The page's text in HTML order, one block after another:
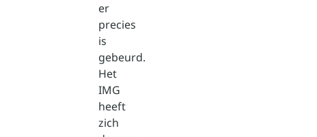
er
precies
is
gebeurd.
Het
IMG
heeft
zich